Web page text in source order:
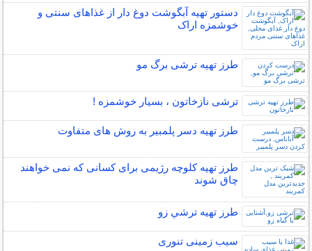
دستور تهیه آبگوشت دوغ دار از غذاهای سنتی و
خوشمزه اراک
طرز تهیه ترشی برگ مو
ترشی نازخاتون ، بسیار خوشمزه !
طرز تهیه دسر پلمبیر به روش های متفاوت
طرز تهیه کلوچه رژیمی برای کسانی که نمی خواهند
چاق شوند
طرز تهیه ترشي زو
سیب زمینی تنوری